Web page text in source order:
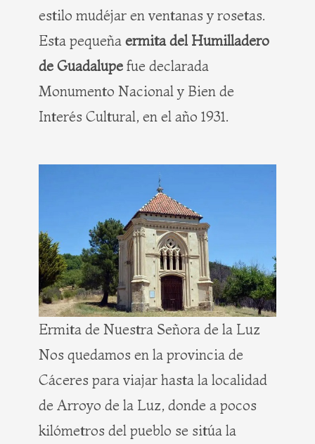
estilo mudéjar en ventanas y rosetas.
Esta pequeña ermita del Humilladero
de Guadalupe fue declarada
Monumento Nacional y Bien de
Interés Cultural, en el año 1931.
Ermita de Nuestra Señora de la Luz
Nos quedamos en la provincia de
Cáceres para viajar hasta la localidad
de Arroyo de la Luz, donde a pocos
kilómetros del pueblo se sitúa la